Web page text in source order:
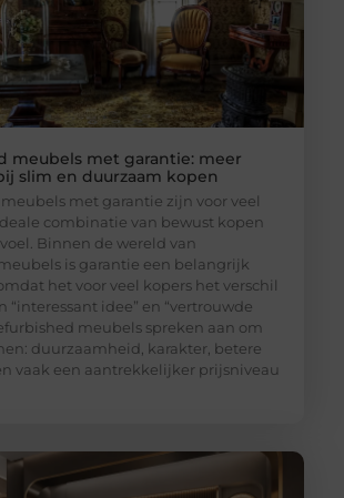
meubels met garantie: meer
slim en duurzaam kopen
met garantie zijn voor veel
combinatie van bewust kopen
Binnen de wereld van
is garantie een belangrijk
het voor veel kopers het verschil
“interessant idee” en “vertrouwde
meubels spreken aan om
duurzaamheid, karakter, betere
vaak een aantrekkelijker prijsniveau